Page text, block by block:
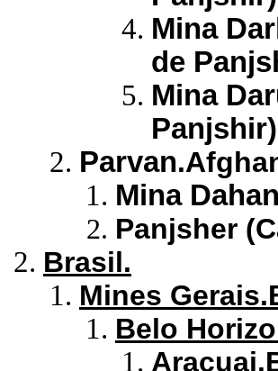
Mina
de
Mina
Parvan
Mina
Panjsher
Brasil.
Mines
Belo